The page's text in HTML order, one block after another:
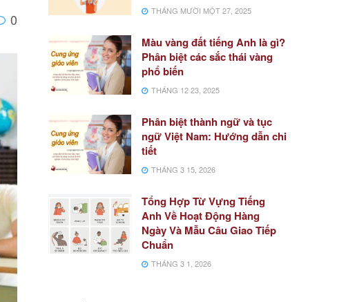
0 THÁNG MƯỜI MỘT 27, 2025
Màu vàng đất tiếng Anh là gì?
Phân biệt các sắc thái vàng
phổ biến
THÁNG 12 23, 2025
Phân biệt thành ngữ và tục
ngữ Việt Nam: Hướng dẫn chi
tiết
THÁNG 3 15, 2026
Tổng Hợp Từ Vựng Tiếng
Anh Về Hoạt Động Hàng
Ngày Và Mẫu Câu Giao Tiếp
Chuẩn
THÁNG 3 1, 2026